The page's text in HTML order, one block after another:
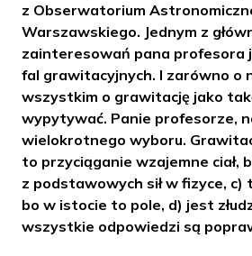
z Obserwatorium
Warszawskiego. Jednym z
zainteresowań pana profesora
fal grawitacyjnych. I zarówno o
wszystkim o grawitację jako
wypytywać. Panie profesorze,
wielokrotnego wyboru.
to przyciąganie wzajemne ciał,
z podstawowych sił w fizyce, c)
bo w istocie to pole, d) jest
wszystkie odpowiedzi są